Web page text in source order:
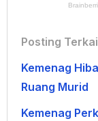
Posting
Kemenag
Ruang Murid
Kemenag